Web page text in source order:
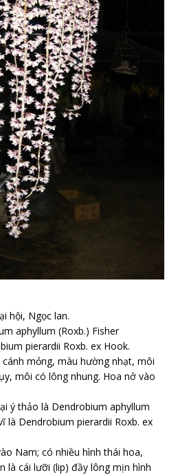
hội, Ngọc lan.
aphyllum (Roxb.) Fisher
pierardii Roxb. ex Hook.
mỏng, màu hường nhạt, môi
môi có lông nhung. Hoa nở vào
ý thảo là Dendrobium aphyllum
là Dendrobium pierardii Roxb. ex
Nam; có nhiều hình thái hoa,
là cái lưỡi (lip) đầy lông mịn hình